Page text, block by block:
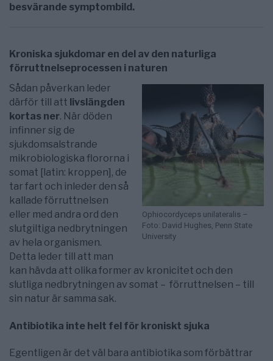
besvärande symptombild.
Kroniska sjukdomar en del av den naturliga
förruttnelseprocessen i naturen
Ophiocordyceps unilateralis –
Foto: David Hughes, Penn State
University
Sådan påverkan leder
därför till att livslängden
kortas ner. När döden
infinner sig de
sjukdomsalstrande
mikrobiologiska flororna i
somat [latin: kroppen], de
tar fart och inleder den så
kallade förruttnelsen
eller med andra ord den
slutgiltiga nedbrytningen
av hela organismen.
Detta leder till att man
kan hävda att olika former av kronicitet och den
slutliga nedbrytningen av somat – förruttnelsen – till
sin natur är samma sak.
Antibiotika inte helt fel för kroniskt sjuka
Egentligen är det väl bara antibiotika som förbättrar